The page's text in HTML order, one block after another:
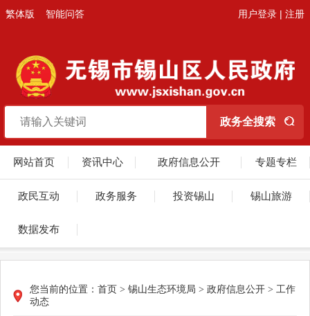
繁体版 智能问答 用户登录 | 注册
网站首页 资讯中心 政府信息公开 专题专栏
政民互动 政务服务 投资锡山 锡山旅游
数据发布
您当前的位置： 首页 > 锡山生态环境局 > 政府信息公开 > 工作
动态